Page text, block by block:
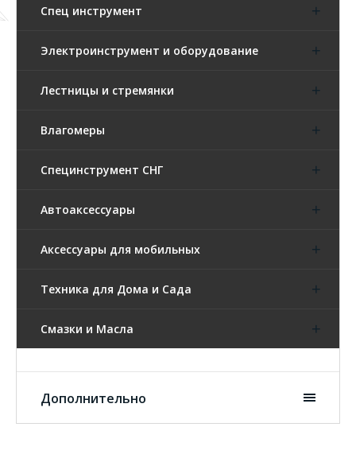
Спец инструмент
Электроинструмент и оборудование
Лестницы и стремянки
Влагомеры
Специнструмент СНГ
Автоаксессуары
Аксессуары для мобильных
Техника для Дома и Сада
Смазки и Масла
Дополнительно